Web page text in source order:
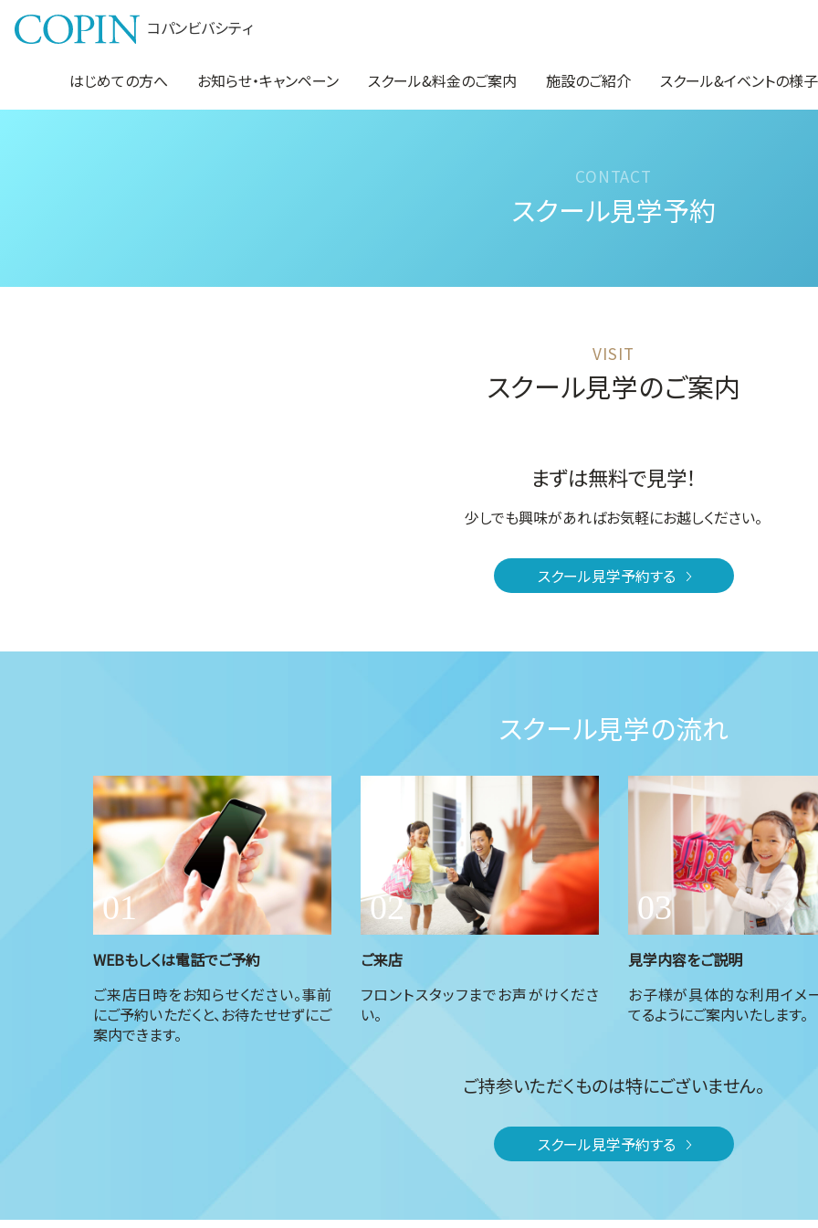
コパンビバシティ
はじめての方へ お知らせ・キャンペーン スクール&料金のご案内 施設のご紹介 スクール&イベントの様子
スクール見学予約
スクール見学のご案内
まずは無料で見学！
少しでも興味があればお気軽にお越しください。
スクール見学予約する
スクール見学の流れ
WEBもしくは電話でご予約
ご来店日時をお知らせください。事前
にご予約いただくと、お待たせせずにご
案内できます。
ご来店
フロントスタッフまでお声がけくださ
い。
見学内容をご説明
お子様が具体的な利用イメ
てるようにご案内いたします。
ご持参いただくものは特にございません。
スクール見学予約する